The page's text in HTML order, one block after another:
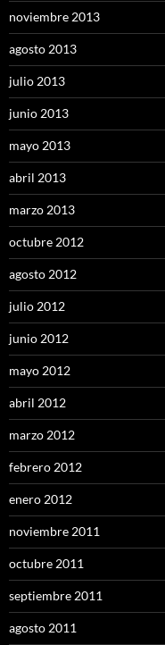
noviembre 2013
agosto 2013
julio 2013
junio 2013
mayo 2013
abril 2013
marzo 2013
octubre 2012
agosto 2012
julio 2012
junio 2012
mayo 2012
abril 2012
marzo 2012
febrero 2012
enero 2012
noviembre 2011
octubre 2011
septiembre 2011
agosto 2011